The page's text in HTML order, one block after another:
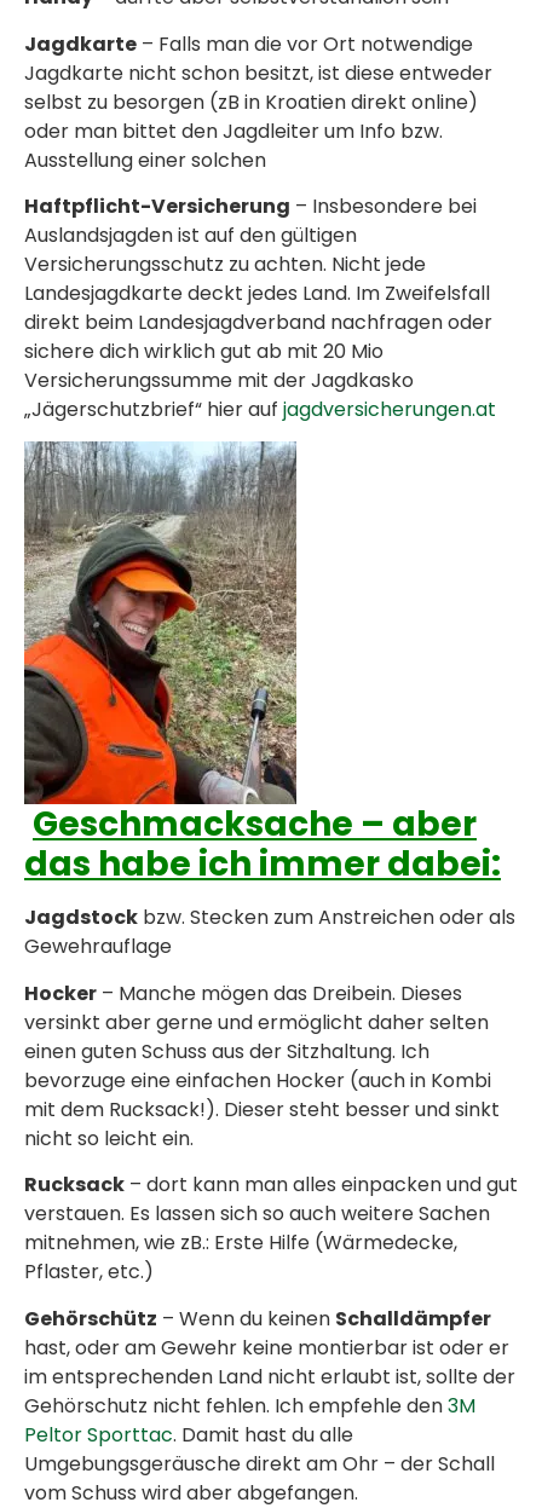
Jagdkarte – Falls man die vor Ort notwendige
Jagdkarte nicht schon besitzt, ist diese entweder
selbst zu besorgen (zB in Kroatien direkt online)
oder man bittet den Jagdleiter um Info bzw.
Ausstellung einer solchen
Haftpflicht-Versicherung – Insbesondere bei
Auslandsjagden ist auf den gültigen
Versicherungsschutz zu achten. Nicht jede
Landesjagdkarte deckt jedes Land. Im Zweifelsfall
direkt beim Landesjagdverband nachfragen oder
sichere dich wirklich gut ab mit 20 Mio
Versicherungssumme mit der Jagdkasko
„Jägerschutzbrief“ hier auf jagdversicherungen.at
Geschmacksache – aber
das habe ich immer dabei:
Jagdstock bzw. Stecken zum Anstreichen oder als
Gewehrauflage
Hocker – Manche mögen das Dreibein. Dieses
versinkt aber gerne und ermöglicht daher selten
einen guten Schuss aus der Sitzhaltung. Ich
bevorzuge eine einfachen Hocker (auch in Kombi
mit dem Rucksack!). Dieser steht besser und sinkt
nicht so leicht ein.
Rucksack – dort kann man alles einpacken und gut
verstauen. Es lassen sich so auch weitere Sachen
mitnehmen, wie zB.: Erste Hilfe (Wärmedecke,
Pflaster, etc.)
Gehörschütz – Wenn du keinen Schalldämpfer
hast, oder am Gewehr keine montierbar ist oder er
im entsprechenden Land nicht erlaubt ist, sollte der
Gehörschutz nicht fehlen. Ich empfehle den3M
Peltor Sporttac. Damit hast du alle
Umgebungsgeräusche direkt am Ohr – der Schall
vom Schuss wird aber abgefangen.